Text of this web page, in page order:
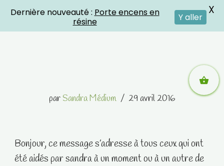
par Sandra Médium 29 avril 2016
Bonjour, ce message s’adresse à tous ceux qui ont
été aidés par sandra à un moment ou à un autre de
Dernière nouveauté : Porte encens en
résine
Y aller
X
Crystal Energies